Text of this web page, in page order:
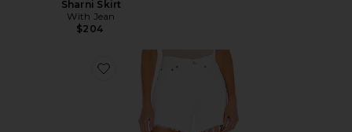
Sharni Skirt
With Jean
$204
Favorite Parker Long Short